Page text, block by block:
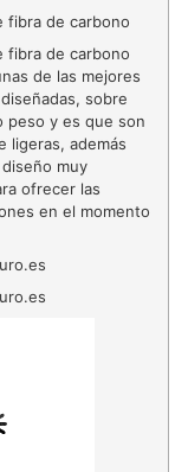
fibra de carbono
fibra de carbono
de las mejores
sobre
peso y es que son
ligeras, además
muy
ofrecer las
en el momento